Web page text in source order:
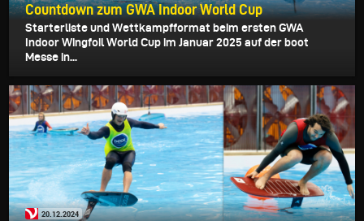
Countdown zum GWA Indoor World Cup
Starterliste und Wettkampfformat beim ersten GWA
Indoor Wingfoil World Cup im Januar 2025 auf der boot
Messe in...
20.12.2024